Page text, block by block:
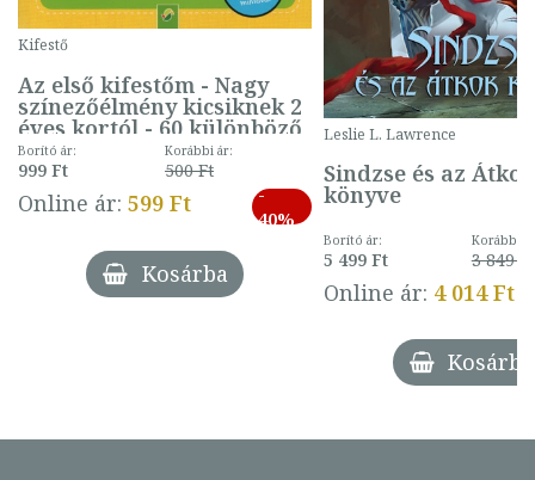
Kifestő
Az első kifestőm - Nagy
színezőélmény kicsiknek 2
éves kortól - 60 különböző
mintával (gombás)
Borító ár:
999 Ft
Korábbi ár:
500 Ft
Online ár: 599 Ft
-
40%
Kosárba
Leslie L. Lawrence
Sindzse és az Átkok
könyve
Borító ár:
5 499 Ft
Korábbi
3 849 Ft
Online ár: 4 014 Ft
Kosárba